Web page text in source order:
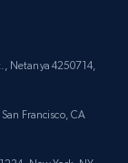
Netanya 4250714,
Francisco, CA